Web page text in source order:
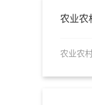
农业农
农业农